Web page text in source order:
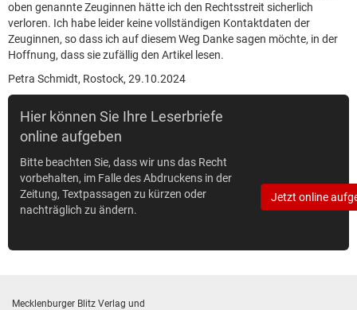
oben genannte Zeuginnen hätte ich den Rechtsstreit sicherlich
verloren. Ich habe leider keine vollständigen Kontaktdaten der
Zeuginnen, so dass ich auf diesem Weg Danke sagen möchte, in der
Hoffnung, dass sie zufällig den Artikel lesen.
Petra Schmidt, Rostock, 29.10.2024
Hier können Sie Ihre Leserbriefe
online aufgeben
Bitte beachten Sie, dass wir uns das Recht
vorbehalten, im Falle des Abdruckens in der
Zeitung, Textpassagen zu kürzen oder
nachträglich zu ändern.
Jetzt online
Mecklenburger Blitz Verlag und